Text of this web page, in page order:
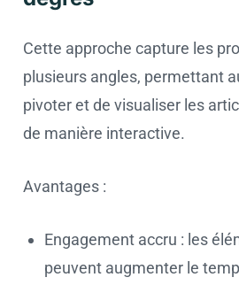
Cette approche capture les
plusieurs angles, permettant
pivoter et de visualiser les
de manière interactive.
Avantages :
Engagement accru : les
peuvent augmenter le